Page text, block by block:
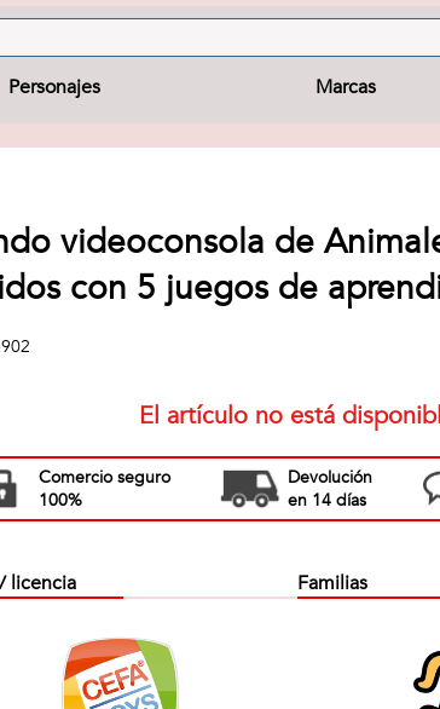
Personajes Marcas
videoconsola de
con 5 juegos de
El artículo no está
Comercio seguro
100%
Devolución
en 14 días
licencia Familias